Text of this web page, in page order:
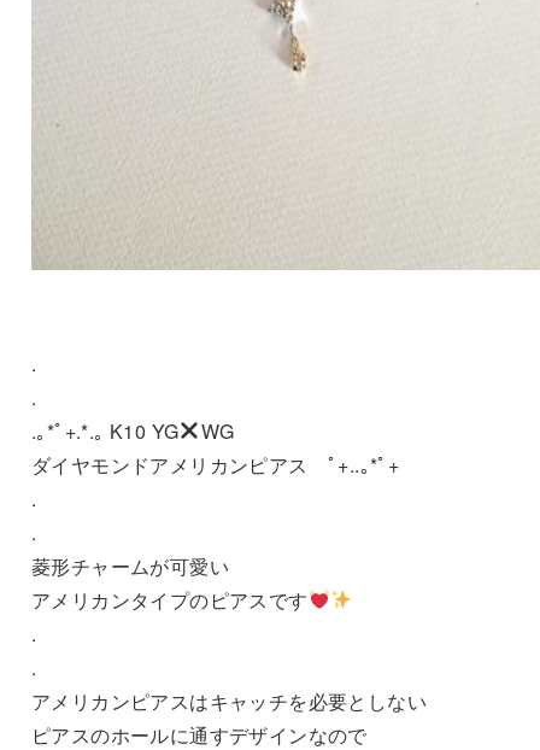
.
.
.｡*ﾟ+.*.｡ K10 YG
WG
ダイヤモンドアメリカンピアス ﾟ+..｡*ﾟ+
.
.
菱形チャームが可愛い
アメリカンタイプのピアスです
.
.
アメリカンピアスはキャッチを必要としない
ピアスのホールに通すデザインなので